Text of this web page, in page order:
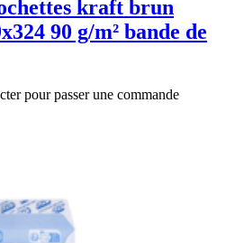
kraft brun
90 g/m² bande de
pour passer une commande